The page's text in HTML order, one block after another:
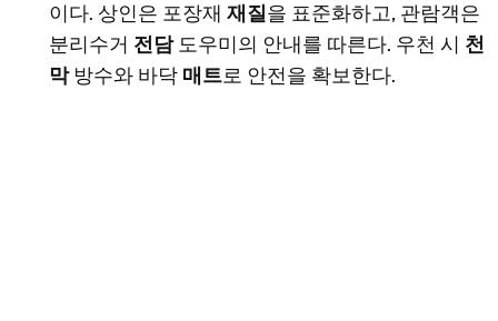
이다. 상인은 포장재 재질을 표준화하고, 관람객은
분리수거 전담도우미의 안내를 따른다. 우천 시 천
막방수와 바닥 매트로 안전을 확보한다.